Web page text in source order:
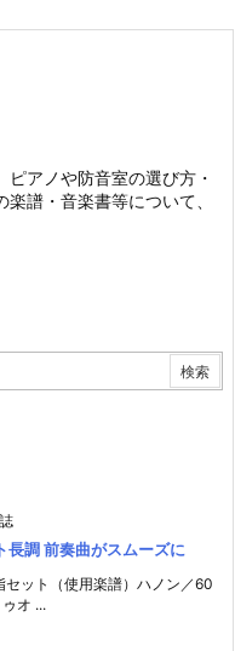
アノや防音室の選び方・
譜・音楽書等について、
長調 前奏曲がスムーズに
セット（使用楽譜）ハノン／60
オ ...